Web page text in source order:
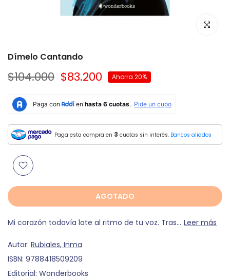
Dímelo Cantando
$104.000 $83.200 Ahorra 20%
Paga esta compra en 3 cuotas sin interés. Bancos aliados
AGOTADO
Mi corazón todavía late al ritmo de tu voz. Tras... Leer más
Autor: Rubiales, Inma
ISBN: 9788418509209
Editorial: Wonderbooks